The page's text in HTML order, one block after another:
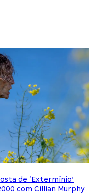
de ‘Extermínio’
com Cillian Murphy